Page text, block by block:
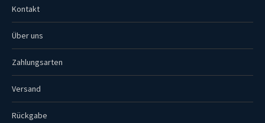
Kontakt
Über uns
Zahlungsarten
Versand
Rückgabe